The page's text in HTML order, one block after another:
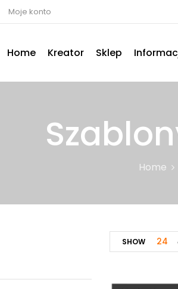
Moje konto
Home Kreator Sklep
Home
SHOW 24